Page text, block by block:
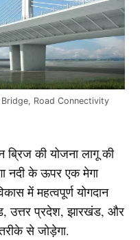
Road Connectivity
ब्रिज की योजना लागू की
नदी के ऊपर एक मेगा
में महत्वपूर्ण योगदान
उत्तर प्रदेश, झारखंड, और
से जोड़ेगा.